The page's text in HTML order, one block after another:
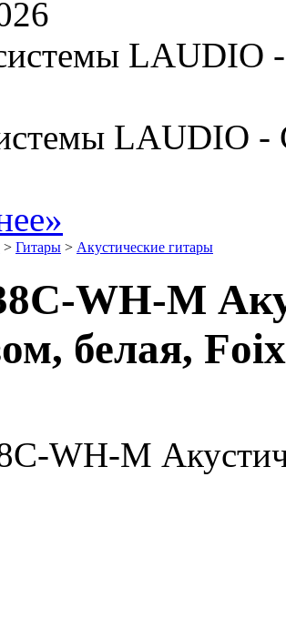
LAUDIO -
> Гитары > Акустические гитары
WH-M
белая, Foix